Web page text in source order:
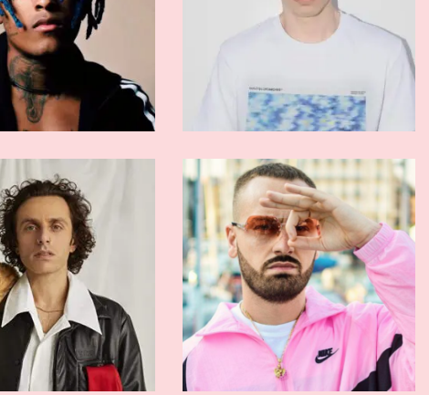
ARTISTI AFFERMATI
Vale Lambo